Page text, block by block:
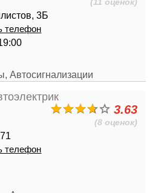
3Б
телефон
Автосигнализации
3.63
(8 оценок)
телефон